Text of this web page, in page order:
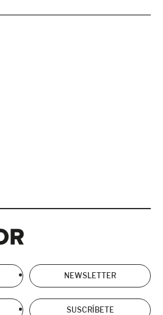
NEWSLETTER
SUSCRÍBETE